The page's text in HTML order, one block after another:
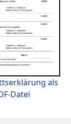
als
Datei